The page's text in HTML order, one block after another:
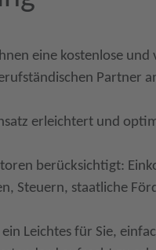
eine kostenlose und
Partner
erleichtert und
berücksichtigt:
Steuern, staatliche
Leichtes für Sie,